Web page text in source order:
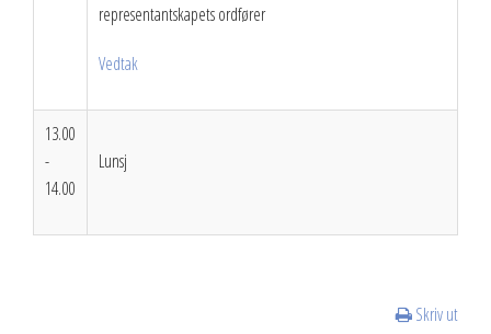
representantskapets ordfører
Vedtak
13.00
-
14.00
Lunsj
Skriv ut